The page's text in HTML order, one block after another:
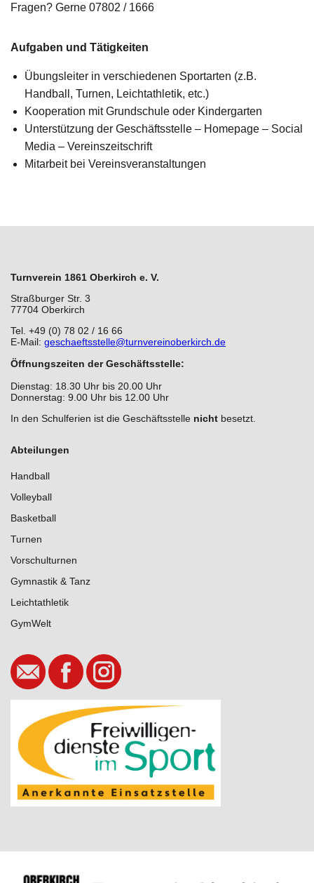
Fragen? Gerne 07802 / 1666
Aufgaben und Tätigkeiten
Übungsleiter in verschiedenen Sportarten (z.B.
Handball, Turnen, Leichtathletik, etc.)
Kooperation mit Grundschule oder Kindergarten
Unterstützung der Geschäftsstelle – Homepage – Social
Media – Vereinszeitschrift
Mitarbeit bei Vereinsveranstaltungen
Turnverein 1861 Oberkirch e. V.
Straßburger Str. 3
77704 Oberkirch
Tel. +49 (0) 78 02 / 16 66
E-Mail: geschaeftsstelle@turnvereinoberkirch.de
Öffnungszeiten der Geschäftsstelle:
Dienstag: 18.30 Uhr bis 20.00 Uhr
Donnerstag: 9.00 Uhr bis 12.00 Uhr
In den Schulferien ist die Geschäftsstelle nicht besetzt.
Abteilungen
Handball
Volleyball
Basketball
Turnen
Vorschulturnen
Gymnastik & Tanz
Leichtathletik
GymWelt